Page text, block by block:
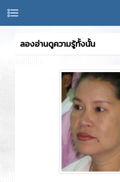
ลองอ่านดูความรู้ทั้งนั้น